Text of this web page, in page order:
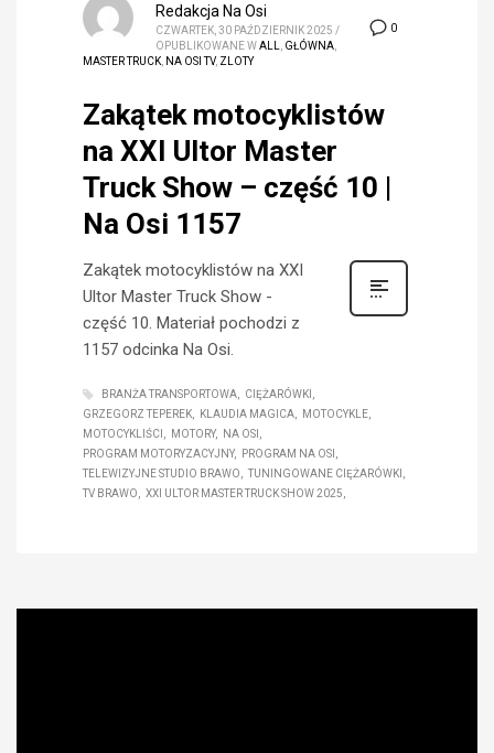
0
Redakcja Na Osi
CZWARTEK, 30 PAŹDZIERNIK 2025 /
OPUBLIKOWANE WALL GŁÓWNA
MASTER TRUCK NA OSI TV, ZLOTY
Zakątek motocyklistów
na XXI Ultor Master
Truck Show – część 10 |
Na Osi 1157
Zakątek motocyklistów na XXI
Ultor Master Truck Show -
część 10. Materiał pochodzi z
1157 odcinka Na Osi.
BRANŻA TRANSPORTOWA
CIĘŻARÓWKI
GRZEGORZ TEPEREK
KLAUDIA MAGICA
MOTOCYKLE
MOTOCYKLIŚCI
MOTORY
NA OSI
PROGRAM MOTORYZACYJNY
PROGRAM NA OSI
TELEWIZYJNE STUDIO BRAWO
TUNINGOWANE CIĘŻARÓWKI
TV BRAWO
XXI ULTOR MASTER TRUCK SHOW 2025